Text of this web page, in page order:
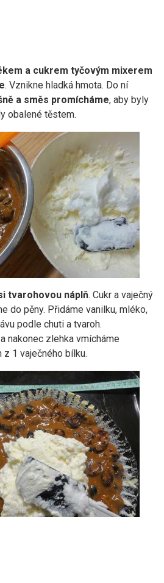
a cukrem tyčovým mixerem
. Vznikne hladká hmota. Do ní
a směs promícháme, aby byly
obalené těstem.
tvarohovou náplň. Cukr a vaječný
do pěny. Přidáme vanilku, mléko,
podle chuti a tvaroh.
nakonec zlehka vmícháme
z 1 vaječného bílku.